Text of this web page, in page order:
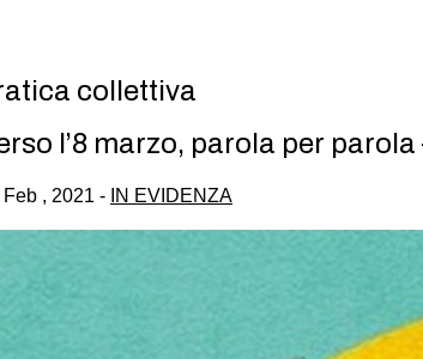
collettiva
l’8 marzo, parola per parola
Feb , 2021 - IN EVIDENZA